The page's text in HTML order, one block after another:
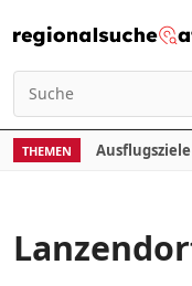
Suchen nach:
THEMEN Ausflugsziele